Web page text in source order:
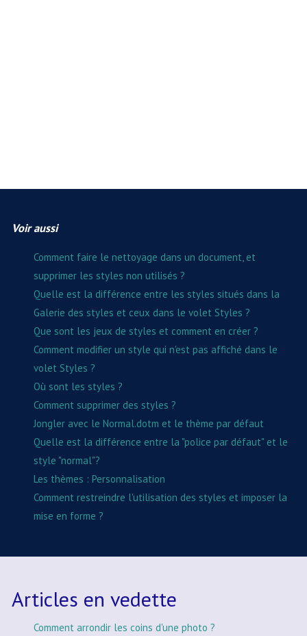
Voir aussi
Comment faire le nettoyage dans un document, et
supprimer les styles non utilisés ?
Quelle est la différence entre les styles situés dans la
Galerie des styles et ceux dans le volet Styles ?
Que sont les jeux de styles et comment en créer ?
Comment modifier un style qui n'est pas affiché dans le
volet Styles ?
Où sont les styles ?
Comment supprimer des styles ?
Jongler avec le Normal.dotm et le thème par défaut
Quelle est la différence entre la "police par défaut" et le
style "normal"?
Les thèmes : Personnalisation
Comment restreindre l'utilisation des styles et imposer la
mise en forme ?
Articles en vedette
Comment arrondir les coins d'une photo ?